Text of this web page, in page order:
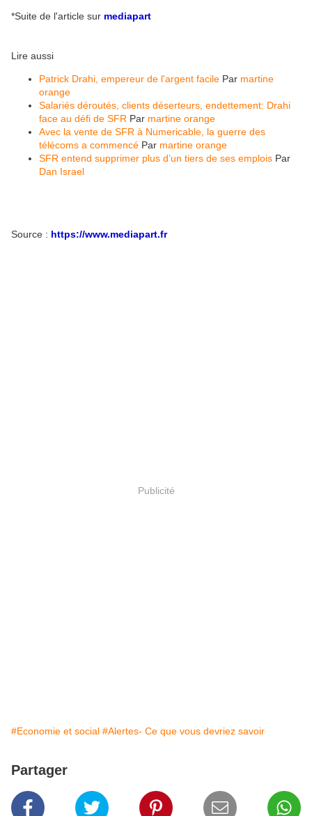
*Suite de l'article sur mediapart
Lire aussi
Patrick Drahi, empereur de l'argent facile Par martine
orange
Salariés déroutés, clients déserteurs, endettement: Drahi
face au défi de SFR Par martine orange
Avec la vente de SFR à Numericable, la guerre des
télécoms a commencé Par martine orange
SFR entend supprimer plus d’un tiers de ses emplois Par
Dan Israel
Source : https://www.mediapart.fr
Publicité
#Economie et social #Alertes- Ce que vous devriez savoir
Partager